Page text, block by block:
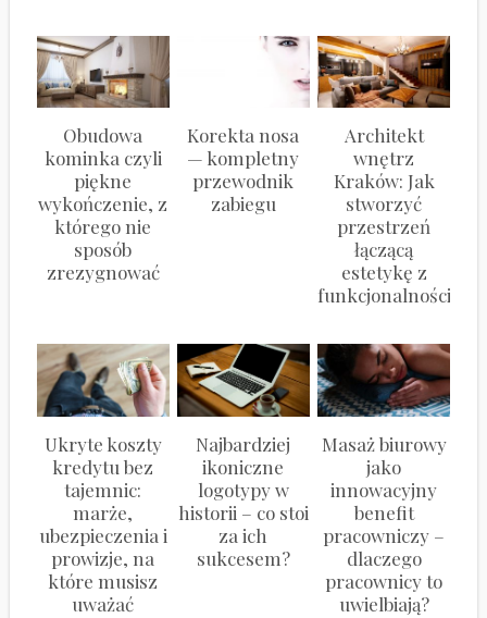
Obudowa
kominka czyli
piękne
wykończenie, z
którego nie
sposób
zrezygnować
Korekta nosa
— kompletny
przewodnik
zabiegu
Architekt
wnętrz
Kraków: Jak
stworzyć
przestrzeń
łączącą
estetykę z
funkcjonalnością?
Ukryte koszty
kredytu bez
tajemnic:
marże,
ubezpieczenia i
prowizje, na
które musisz
uważać
Najbardziej
ikoniczne
logotypy w
historii – co stoi
za ich
sukcesem?
Masaż biurowy
jako
innowacyjny
benefit
pracowniczy –
dlaczego
pracownicy to
uwielbiają?